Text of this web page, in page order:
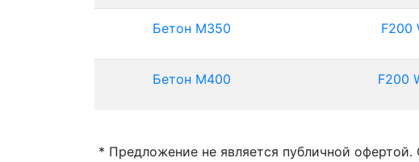
Бетон М350 F200
Бетон М400 F200
* Предложение не является публичной